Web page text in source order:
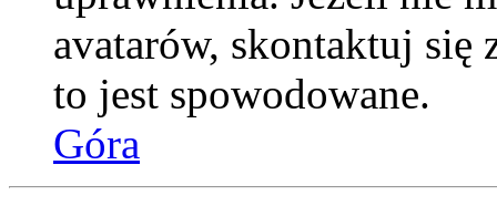
avatarów, skontaktuj się
to jest spowodowane.
Góra